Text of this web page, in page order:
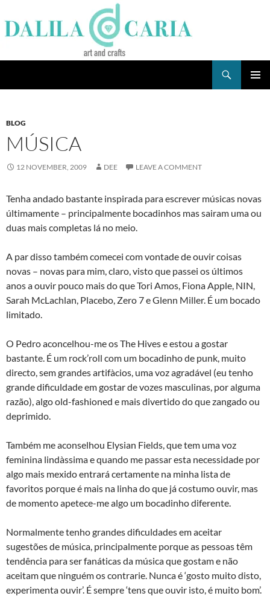
to
content
BLOG
MÚSICA
12 NOVEMBER, 2009 DEE LEAVE A COMMENT
Tenha andado bastante inspirada para escrever músicas novas
últimamente – principalmente bocadinhos mas sairam uma ou
duas mais completas lá no meio.
A par disso também comecei com vontade de ouvir coisas
novas – novas para mim, claro, visto que passei os últimos
anos a ouvir pouco mais do que Tori Amos, Fiona Apple, NIN,
Sarah McLachlan, Placebo, Zero 7 e Glenn Miller. É um bocado
limitado.
O Pedro aconcelhou-me os The Hives e estou a gostar
bastante. É um rock’roll com um bocadinho de punk, muito
directo, sem grandes artifà­cios, uma voz agradável (eu tenho
grande dificuldade em gostar de vozes masculinas, por alguma
razão), algo old-fashioned e mais divertido do que zangado ou
deprimido.
Também me aconselhou Elysian Fields, que tem uma voz
feminina lindà­ssima e quando me passar esta necessidade por
algo mais mexido entrará certamente na minha lista de
favoritos porque é mais na linha do que já costumo ouvir, mas
de momento apetece-me algo um bocadinho diferente.
Normalmente tenho grandes dificuldades em aceitar
sugestões de música, principalmente porque as pessoas têm
tendência para ser fanáticas da música que gostam e não
aceitam que ninguém os contrarie. Nunca é ‘gosto muito disto,
experimenta ouvir’. É sempre ‘tens que ouvir isto, é muito bom’.